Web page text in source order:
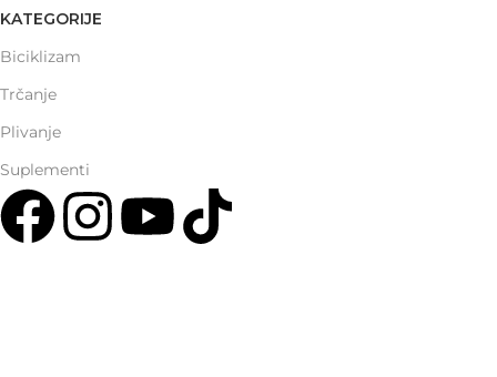
KATEGORIJE
Biciklizam
Trčanje
Plivanje
Suplementi